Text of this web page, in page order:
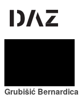
Grubišić Bernardica